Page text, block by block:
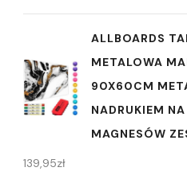
ALLBOARDS
METALOWA
90X60CM
NADRUKIEM
MAGNESÓW
139,95zł